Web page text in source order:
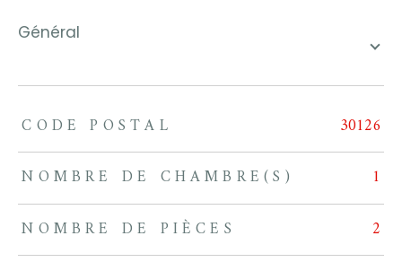
général
TRAD_ZEPHYR_Caracteristique TRAD_ZEPHYR_Valeurs
CODE POSTAL
30126
NOMBRE DE CHAMBRE(S)
1
NOMBRE DE PIÈCES
2